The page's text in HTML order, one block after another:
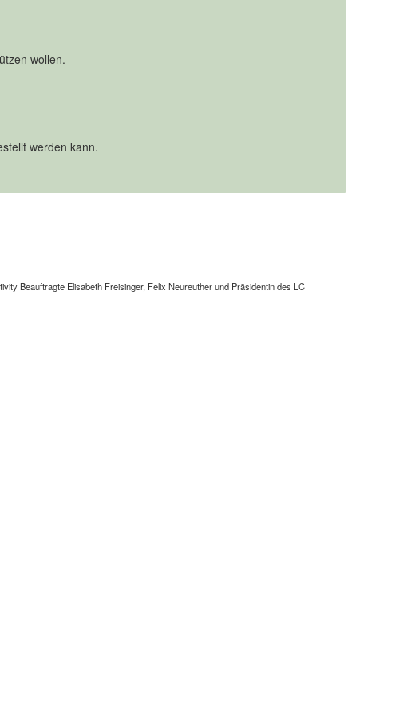
wollen.
werden kann.
Beauftragte Elisabeth Freisinger, Felix Neureuther und Präsidentin des LC